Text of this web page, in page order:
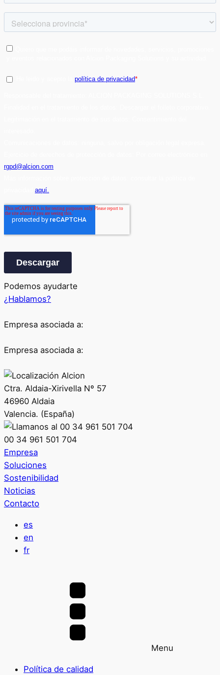
Podemos ayudarte
¿Hablamos?
Empresa asociada a:
Empresa asociada a:
Ctra. Aldaia-Xirivella Nº 57
46960 Aldaia
Valencia. (España)
00 34 961 501 704
Empresa
Soluciones
Sostenibilidad
Noticias
Contacto
es
en
fr
Menu
Política de calidad